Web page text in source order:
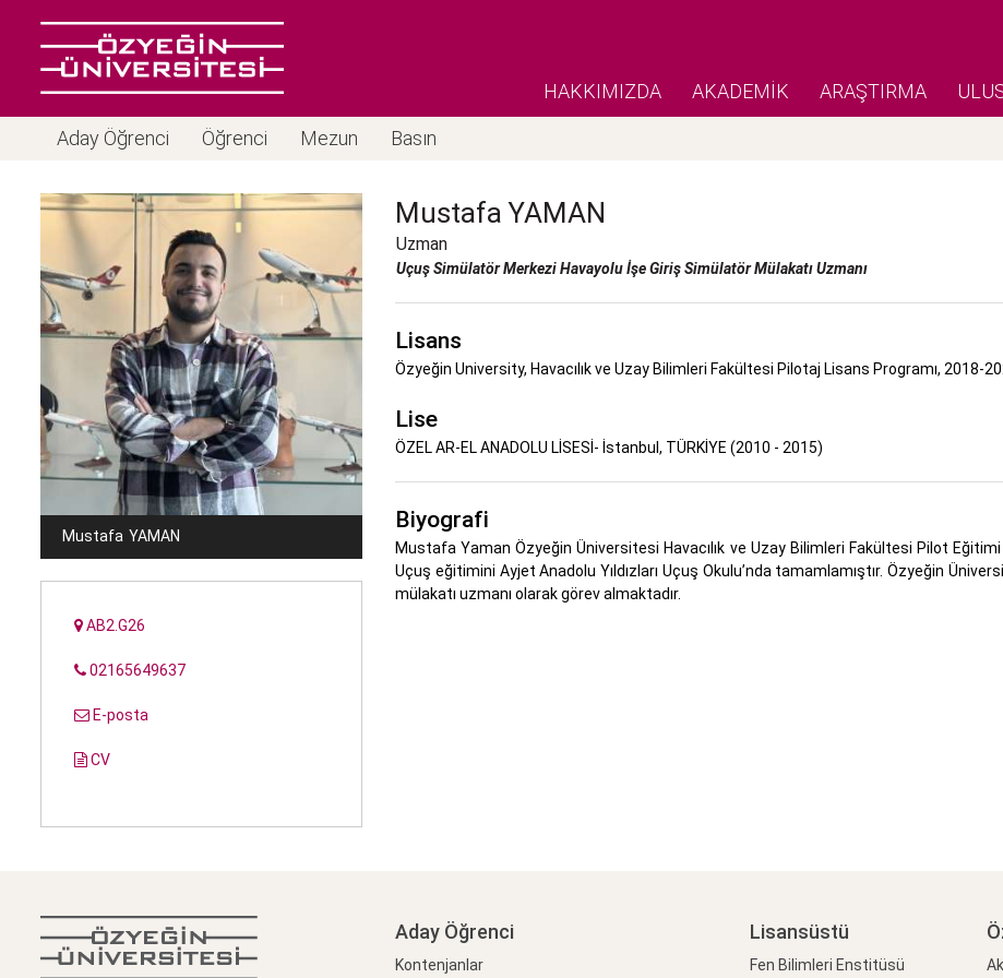
HAKKIMIZDA AKADEMİK ARAŞTIRMA
Aday Öğrenci Öğrenci Mezun Basın
Mustafa YAMAN
AB2.G26
02165649637
E-posta
CV
Mustafa YAMAN
Uzman
Uçuş Simülatör Merkezi Havayolu İşe Giriş Simülatör Mülakatı Uzmanı
Lisans
Özyeğin University, Havacılık ve Uzay Bilimleri Fakültesi Pilotaj Lisans Programı, 2018-
Lise
ÖZEL AR-EL ANADOLU LİSESİ- İstanbul, TÜRKİYE (2010 - 2015)
Biyografi
Mustafa Yaman Özyeğin Üniversitesi Havacılık ve Uzay Bilimleri Fakültesi Pilot
Uçuş eğitimini Ayjet Anadolu Yıldızları Uçuş Okulu’nda tamamlamıştır. Özyeğin
mülakatı uzmanı olarak görev almaktadır.
Aday Öğrenci
Kontenjanlar
Lisansüstü
Fen Bilimleri Enstitüsü